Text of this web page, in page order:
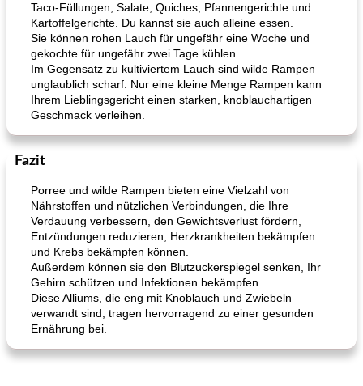
Taco-Füllungen, Salate, Quiches, Pfannengerichte und
Kartoffelgerichte. Du kannst sie auch alleine essen.
Sie können rohen Lauch für ungefähr eine Woche und
gekochte für ungefähr zwei Tage kühlen.
Im Gegensatz zu kultiviertem Lauch sind wilde Rampen
unglaublich scharf. Nur eine kleine Menge Rampen kann
Ihrem Lieblingsgericht einen starken, knoblauchartigen
Geschmack verleihen.
Fazit
Porree und wilde Rampen bieten eine Vielzahl von
Nährstoffen und nützlichen Verbindungen, die Ihre
Verdauung verbessern, den Gewichtsverlust fördern,
Entzündungen reduzieren, Herzkrankheiten bekämpfen
und Krebs bekämpfen können.
Außerdem können sie den Blutzuckerspiegel senken, Ihr
Gehirn schützen und Infektionen bekämpfen.
Diese Alliums, die eng mit Knoblauch und Zwiebeln
verwandt sind, tragen hervorragend zu einer gesunden
Ernährung bei.